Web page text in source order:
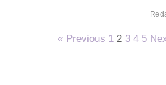
« Previous 1 2 3 4 5